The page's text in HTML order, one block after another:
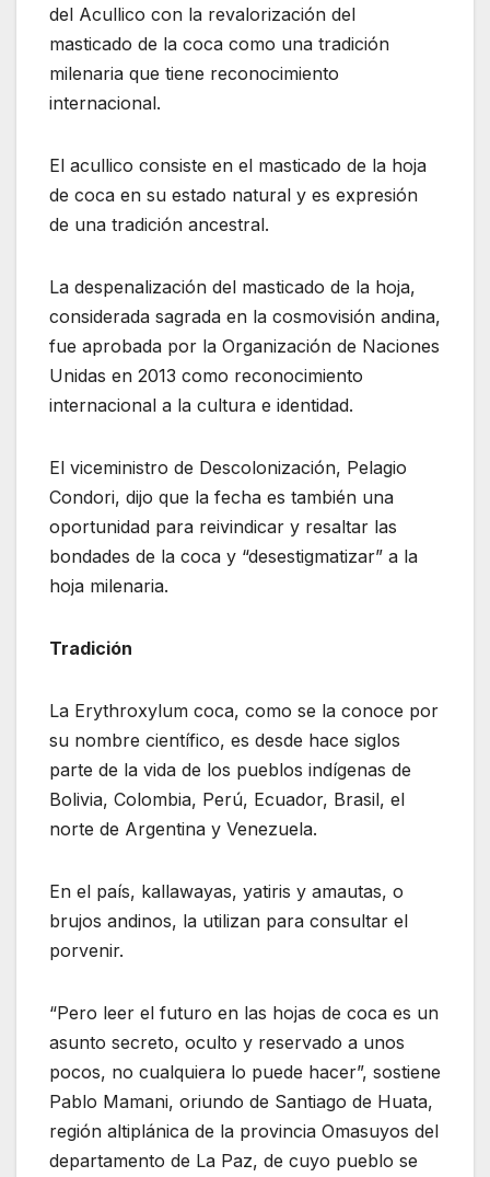
del Acullico con la revalorización del
masticado de la coca como una tradición
milenaria que tiene reconocimiento
internacional.
El acullico consiste en el masticado de la hoja
de coca en su estado natural y es expresión
de una tradición ancestral.
La despenalización del masticado de la hoja,
considerada sagrada en la cosmovisión andina,
fue aprobada por la Organización de Naciones
Unidas en 2013 como reconocimiento
internacional a la cultura e identidad.
El viceministro de Descolonización, Pelagio
Condori, dijo que la fecha es también una
oportunidad para reivindicar y resaltar las
bondades de la coca y “desestigmatizar” a la
hoja milenaria.
Tradición
La Erythroxylum coca, como se la conoce por
su nombre científico, es desde hace siglos
parte de la vida de los pueblos indígenas de
Bolivia, Colombia, Perú, Ecuador, Brasil, el
norte de Argentina y Venezuela.
En el país, kallawayas, yatiris y amautas, o
brujos andinos, la utilizan para consultar el
porvenir.
“Pero leer el futuro en las hojas de coca es un
asunto secreto, oculto y reservado a unos
pocos, no cualquiera lo puede hacer”, sostiene
Pablo Mamani, oriundo de Santiago de Huata,
región altiplánica de la provincia Omasuyos del
departamento de La Paz, de cuyo pueblo se